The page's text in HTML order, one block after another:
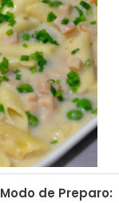
Modo de Preparo: